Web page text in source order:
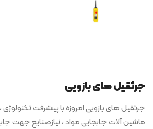
جرثقیل های بازویی
جرثقیل های بازویی امروزه با پیشرفت
ماشین آلات جابجایی مواد ، نیازصنایع جهت